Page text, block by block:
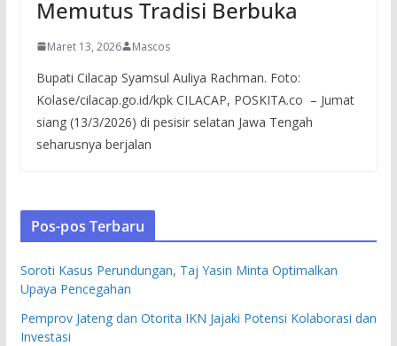
Memutus Tradisi Berbuka
Maret 13, 2026 Mascos
Bupati Cilacap Syamsul Auliya Rachman. Foto:
Kolase/cilacap.go.id/kpk CILACAP, POSKITA.co – Jumat
siang (13/3/2026) di pesisir selatan Jawa Tengah
seharusnya berjalan
Pos-pos Terbaru
Soroti Kasus Perundungan, Taj Yasin Minta Optimalkan
Upaya Pencegahan
Pemprov Jateng dan Otorita IKN Jajaki Potensi Kolaborasi dan
Investasi